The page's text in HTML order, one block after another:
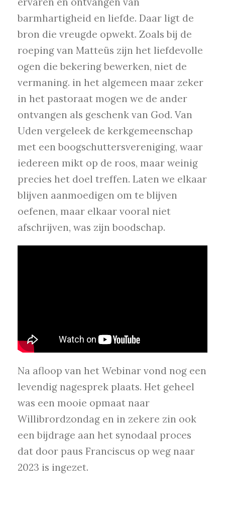
barmhartigheid en liefde. Daar ligt de
bron die vreugde opwekt. Zoals bij de
roeping van Matteüs zijn het liefdevolle
ogen die bekering bewerken, niet de
vermaning. in het algemeen maar zeker
in het pastoraat mogen we de ander
ontvangen als geschenk van God. Van
Uden vergeleek de kerkgemeenschap
met een boogschuttersvereniging, waar
iedereen mikt op de roos, maar weinig
precies het doel treffen. Laten we elkaar
blijven aanmoedigen om te blijven
oefenen, maar elkaar vooral niet
afschrijven, was zijn boodschap.
Na afloop van het Webinar vond nog een
levendig nagesprek plaats. Het geheel
was een mooie opmaat naar
Willibrordzondag en in zekere zin ook
een bijdrage aan het synodaal proces
dat door paus Franciscus op weg naar
2023 is ingezet.